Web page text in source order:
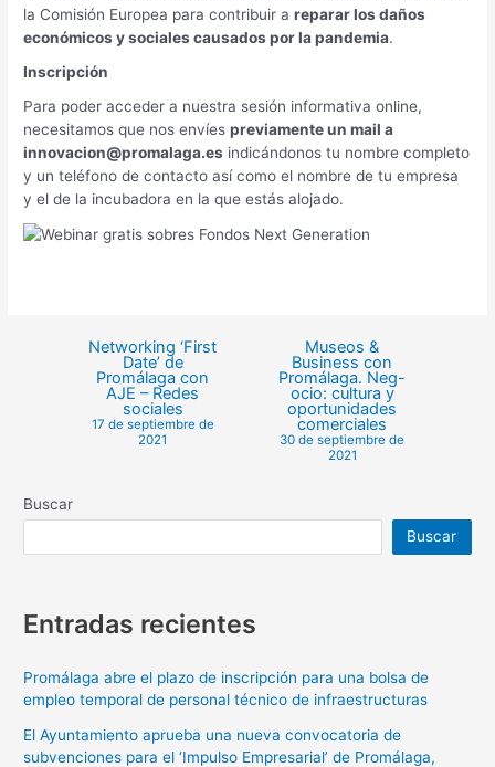
la Comisión Europea para contribuir areparar los daños
económicos y sociales causados por la pandemia.
Inscripción
Para poder acceder a nuestra sesión informativa online,
necesitamos que nos envíespreviamente un mail a
innovacion@promalaga.es indicándonos tu nombre completo
y un teléfono de contacto así como el nombre de tu empresa
y el de la incubadora en la que estás alojado.
Networking ‘First
Date’ de
Promálaga con
AJE – Redes
sociales
17 de septiembre de
2021
Museos &
Business con
Promálaga. Neg-
ocio: cultura y
oportunidades
comerciales
30 de septiembre de
2021
Buscar
Buscar
Entradas recientes
Promálaga abre el plazo de inscripción para una bolsa de
empleo temporal de personal técnico de infraestructuras
El Ayuntamiento aprueba una nueva convocatoria de
subvenciones para el ‘Impulso Empresarial’ de Promálaga,